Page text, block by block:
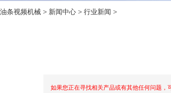
油条视频机械 > 新闻中心 > 行业新闻 >
如果您正在寻找相关产品或有其他任何问题，